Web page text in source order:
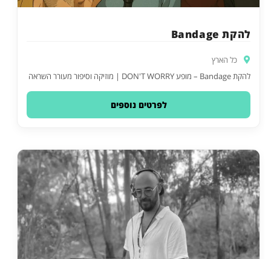
להקת Bandage
כל הארץ
להקת Bandage – מופע DON'T WORRY | מוזיקה וסיפור מעורר השראה
לפרטים נוספים